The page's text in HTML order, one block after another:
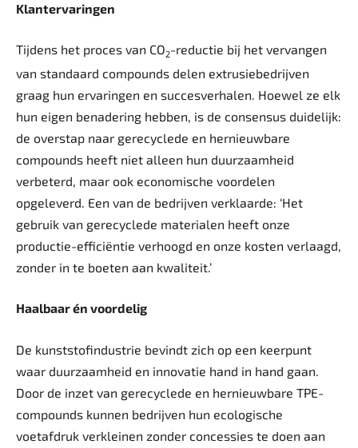
Klantervaringen
Tijdens het proces van CO2-reductie bij het vervangen
van standaard compounds delen extrusiebedrijven
graag hun ervaringen en succesverhalen. Hoewel ze elk
hun eigen benadering hebben, is de consensus duidelijk:
de overstap naar gerecyclede en hernieuwbare
compounds heeft niet alleen hun duurzaamheid
verbeterd, maar ook economische voordelen
opgeleverd. Een van de bedrijven verklaarde: ‘Het
gebruik van gerecyclede materialen heeft onze
productie-efficiëntie verhoogd en onze kosten verlaagd,
zonder in te boeten aan kwaliteit.’
Haalbaar én voordelig
De kunststofindustrie bevindt zich op een keerpunt
waar duurzaamheid en innovatie hand in hand gaan.
Door de inzet van gerecyclede en hernieuwbare TPE-
compounds kunnen bedrijven hun ecologische
voetafdruk verkleinen zonder concessies te doen aan